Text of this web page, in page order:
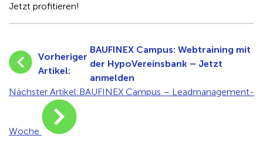
Jetzt profitieren!
Vorheriger
Artikel:
BAUFINEX Campus: Webtraining mit
der HypoVereinsbank – Jetzt
anmelden
Nächster Artikel:BAUFINEX Campus – Leadmanagement-
Woche